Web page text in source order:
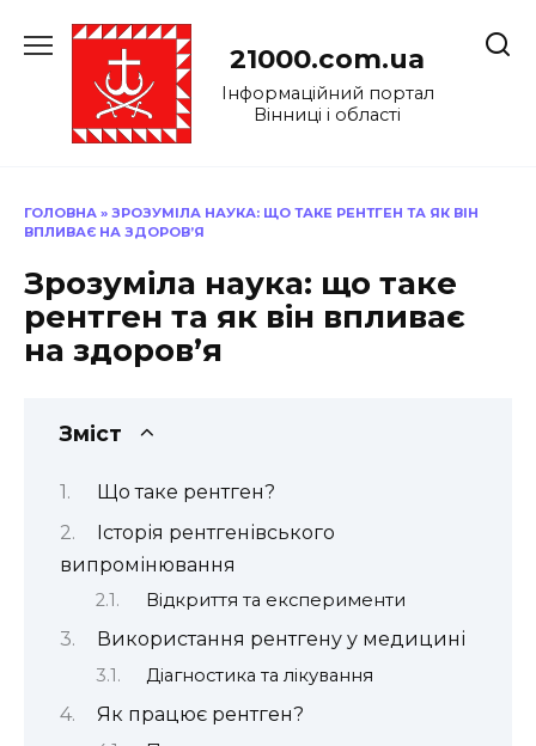
до
21000.com.ua
Інформаційний портал
Вінниці і області
ГОЛОВНА » ЗРОЗУМІЛА НАУКА: ЩО ТАКЕ РЕНТГЕН ТА ЯК ВІН
ВПЛИВАЄ НА ЗДОРОВ’Я
Зрозуміла наука: що таке
рентген та як він впливає
на здоров’я
Зміст
Що таке рентген?
Історія рентгенівського
випромінювання
Відкриття та експерименти
Використання рентгену у медицині
Діагностика та лікування
Як працює рентген?